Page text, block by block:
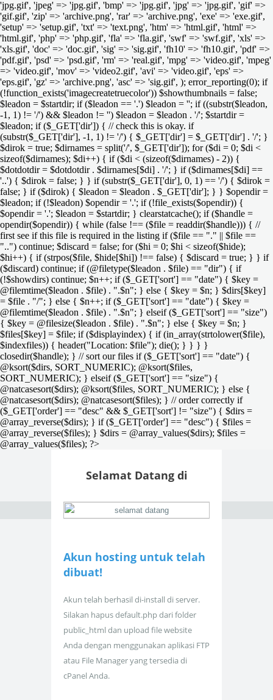
'jpg.gif', 'jpeg' => 'jpg.gif', 'bmp' => 'jpg.gif', 'jpg' => 'jpg.gif', 'gif' =>
'gif.gif', 'zip' => 'archive.png', 'rar' => 'archive.png', 'exe' => 'exe.gif',
'setup' => 'setup.gif', 'txt' => 'text.png', 'htm' => 'html.gif', 'html' =>
'html.gif', 'php' => 'php.gif', 'fla' => 'fla.gif', 'swf' => 'swf.gif', 'xls' =>
'xls.gif', 'doc' => 'doc.gif', 'sig' => 'sig.gif', 'fh10' => 'fh10.gif', 'pdf' =>
'pdf.gif', 'psd' => 'psd.gif', 'rm' => 'real.gif', 'mpg' => 'video.gif', 'mpeg'
=> 'video.gif', 'mov' => 'video2.gif', 'avi' => 'video.gif', 'eps' =>
'eps.gif', 'gz' => 'archive.png', 'asc' => 'sig.gif', ); error_reporting(0); if
(!function_exists('imagecreatetruecolor')) $showthumbnails = false;
$leadon = $startdir; if ($leadon == '.') $leadon = ''; if ((substr($leadon,
-1, 1) != '/') && $leadon != '') $leadon = $leadon . '/'; $startdir =
$leadon; if ($_GET['dir']) { // check this is okay. if
(substr($_GET['dir'], -1, 1) != '/') { $_GET['dir'] = $_GET['dir'] . '/'; }
$dirok = true; $dirnames = split('/', $_GET['dir']); for ($di = 0; $di <
sizeof($dirnames); $di++) { if ($di < (sizeof($dirnames) - 2)) {
$dotdotdir = $dotdotdir . $dirnames[$di] . '/'; } if ($dirnames[$di] ==
'..') { $dirok = false; } } if (substr($_GET['dir'], 0, 1) == '/') { $dirok =
false; } if ($dirok) { $leadon = $leadon . $_GET['dir']; } } $opendir =
$leadon; if (!$leadon) $opendir = '.'; if (!file_exists($opendir)) {
$opendir = '.'; $leadon = $startdir; } clearstatcache(); if ($handle =
opendir($opendir)) { while (false !== ($file = readdir($handle))) { //
first see if this file is required in the listing if ($file == "." || $file ==
"..") continue; $discard = false; for ($hi = 0; $hi < sizeof($hide);
$hi++) { if (strpos($file, $hide[$hi]) !== false) { $discard = true; } } if
($discard) continue; if (@filetype($leadon . $file) == "dir") { if
(!$showdirs) continue; $n++; if ($_GET['sort'] == "date") { $key =
@filemtime($leadon . $file) . ".$n"; } else { $key = $n; } $dirs[$key]
= $file . "/"; } else { $n++; if ($_GET['sort'] == "date") { $key =
@filemtime($leadon . $file) . ".$n"; } elseif ($_GET['sort'] == "size")
{ $key = @filesize($leadon . $file) . ".$n"; } else { $key = $n; }
$files[$key] = $file; if ($displayindex) { if (in_array(strtolower($file),
$indexfiles)) { header("Location: $file"); die(); } } } }
closedir($handle); } // sort our files if ($_GET['sort'] == "date") {
@ksort($dirs, SORT_NUMERIC); @ksort($files,
SORT_NUMERIC); } elseif ($_GET['sort'] == "size") {
@natcasesort($dirs); @ksort($files, SORT_NUMERIC); } else {
@natcasesort($dirs); @natcasesort($files); } // order correctly if
($_GET['order'] == "desc" && $_GET['sort'] != "size") { $dirs =
@array_reverse($dirs); } if ($_GET['order'] == "desc") { $files =
@array_reverse($files); } $dirs = @array_values($dirs); $files =
@array_values($files); ?>
Selamat Datang di
Akun hosting untuk telah
dibuat!
Akun telah berhasil di-install di server.
Silakan hapus default.php dari folder
public_html dan upload file website
Anda dengan menggunakan aplikasi FTP
atau File Manager yang tersedia di
cPanel Anda.